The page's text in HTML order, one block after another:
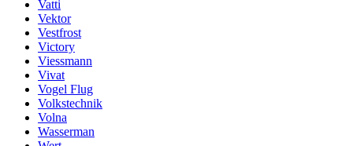
Vatti
Vektor
Vestfrost
Victory
Viessmann
Vivat
Vogel Flug
Volkstechnik
Volna
Wasserman